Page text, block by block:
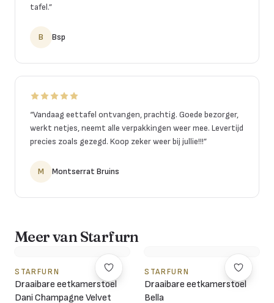
tafel.”
B Bsp
“Vandaag eettafel ontvangen, prachtig. Goede bezorger,
werkt netjes, neemt alle verpakkingen weer mee. Levertijd
precies zoals gezegd. Koop zeker weer bij jullie!!!”
M Montserrat Bruins
Meer van Starfurn
STARFURN
Draaibare eetkamerstoel
Dani Champagne Velvet
STARFURN
Draaibare eetkamerstoel
Bella